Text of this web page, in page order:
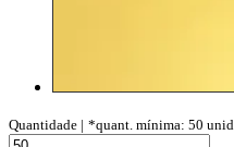
Quantidade | *quant. mínima: 50 unid.